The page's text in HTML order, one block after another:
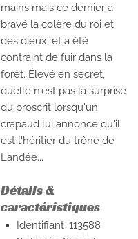
mains mais ce dernier a
bravé la colère du roi et
des dieux, et a été
contraint de fuir dans la
forêt. Élevé en secret,
quelle n'est pas la surprise
du proscrit lorsqu'un
crapaud lui annonce qu'il
est l'héritier du trône de
Landée...
Détails &
caractéristiques
Identifiant :113588